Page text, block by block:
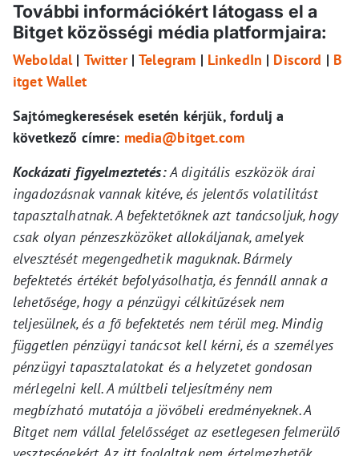
További információkért látogass el a
Bitget közösségi média platformjaira:
Weboldal| Twitter|Telegram | LinkedIn | Discord | B
itget Wallet
Sajtómegkeresések esetén kérjük, fordulj a
következő címre: media@bitget.com
Kockázati figyelmeztetés:A digitális eszközök árai
ingadozásnak vannak kitéve, és jelentős volatilitást
tapasztalhatnak. A befektetőknek azt tanácsoljuk, hogy
csak olyan pénzeszközöket allokáljanak, amelyek
elvesztését megengedhetik maguknak. Bármely
befektetés értékét befolyásolhatja, és fennáll annak a
lehetősége, hogy a pénzügyi célkitűzések nem
teljesülnek, és a fő befektetés nem térül meg. Mindig
független pénzügyi tanácsot kell kérni, és a személyes
pénzügyi tapasztalatokat és a helyzetet gondosan
mérlegelni kell. A múltbeli teljesítmény nem
megbízható mutatója a jövőbeli eredményeknek. A
Bitget nem vállal felelősséget az esetlegesen felmerülő